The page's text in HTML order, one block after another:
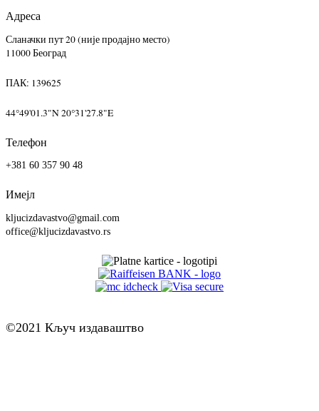
Адреса
Сланачки пут 20 (није продајно место)
11000 Београд
ПАК: 139625
44°49'01.3"N 20°31'27.8"E
Телефон
+381 60 357 90 48
Имејл
kljucizdavastvo@gmail.com
office@kljucizdavastvo.rs
©2021 Кључ издаваштво